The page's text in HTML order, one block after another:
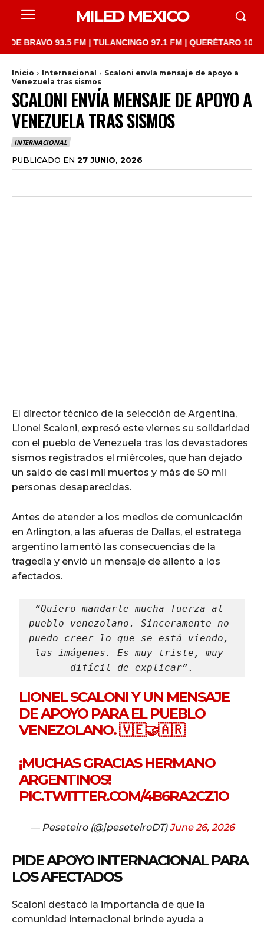
MILED MEXICO
93.5 FM | TULANCINGO 97.1 FM | QUERÉTARO 103.1
Inicio Internacional
Scaloni envía mensaje de apoyo a
Venezuela tras sismos
SCALONI ENVÍA MENSAJE DE APOYO A
VENEZUELA TRAS SISMOS
INTERNACIONAL
PUBLICADO EN 27 JUNIO, 2026
El director técnico de la selección de Argentina,
Lionel Scaloni, expresó este viernes su solidaridad
con el pueblo de Venezuela tras los devastadores
sismos registrados el miércoles, que han dejado
un saldo de casi mil muertos y más de 50 mil
personas desaparecidas.
Antes de atender a los medios de comunicación
en Arlington, a las afueras de Dallas, el estratega
argentino lamentó las consecuencias de la
tragedia y envió un mensaje de aliento a los
afectados.
“Quiero mandarle mucha fuerza al
pueblo venezolano. Sinceramente no
puedo creer lo que se está viendo,
las imágenes. Es muy triste, muy
difícil de explicar”.
LIONEL SCALONI Y UN MENSAJE
DE APOYO PARA EL PUEBLO
VENEZOLANO. 🇻🇪🤝🇦🇷
¡MUCHAS GRACIAS HERMANO
ARGENTINOS!
PIC.TWITTER.COM/4B6RA2CZ1O
— Peseteiro (@jpeseteiroDT)June 26, 2026
PIDE APOYO INTERNACIONAL PARA
LOS AFECTADOS
Scaloni destacó la importancia de que la
comunidad internacional brinde ayuda a